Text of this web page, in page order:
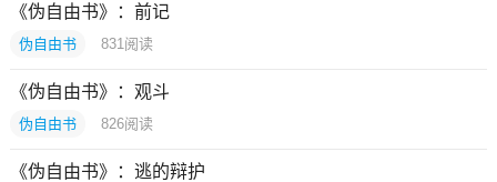
《伪自由书》：前记
伪自由书 831 阅读
《伪自由书》：观斗
伪自由书 826阅读
《伪自由书》：逃的辩护